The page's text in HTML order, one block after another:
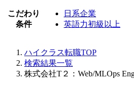
こだわり
条件
日系企業
英語力初級以上
ハイクラス転職TOP
検索結果一覧
株式会社T２：Web/MLOps